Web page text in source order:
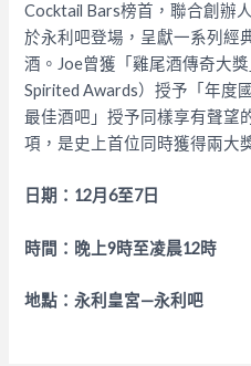
Cocktail Bars榜首，聯合創辦
於永利吧登場，呈獻一系列經
酒。Joe曾獲「雞尾酒傳奇大
Spirited Awards）授予「年度
最佳酒吧」授予同樣享有聲望
項，是史上首位同時獲得兩大
日期： 12月6至7日
時間：晚上9時至凌晨12時
地點：永利皇宮—永利吧